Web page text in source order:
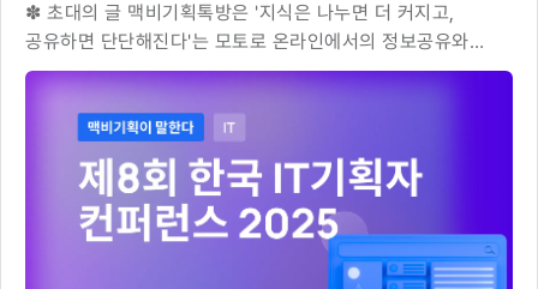
✽ 초대의 글 맥비기획톡방은 '지식은 나누면 더 커지고,
공유하면 단단해진다'는 모토로 온라인에서의 정보공유와
오프라인에서의 인맥교류를 위해 개설된 기획정보공유
8200명이 참여해주시어 오픈톡방의 기획관련 커뮤니티중
국내 최대 커뮤니티가 되었고, . 이런 지식나눔에 공감한
강연자와 서포터가 모여 3월…